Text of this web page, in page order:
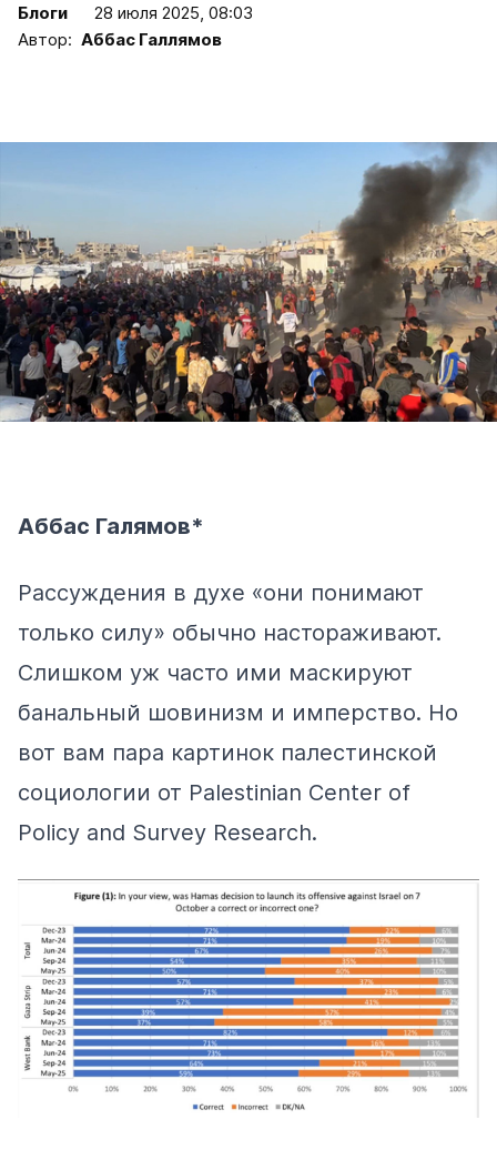
Блоги
28 июля 2025, 08:03
Автор: Аббас Галлямов
Аббас Галямов*
Рассуждения в духе «они понимают
только силу» обычно настораживают.
Слишком уж часто ими маскируют
банальный шовинизм и имперство. Но
вот вам пара картинок палестинской
социологии от Palestinian Center of
Policy and Survey Research.